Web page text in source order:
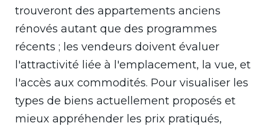
trouveront des appartements anciens
rénovés autant que des programmes
récents ; les vendeurs doivent évaluer
l'attractivité liée à l'emplacement, la vue, et
l'accès aux commodités. Pour visualiser les
types de biens actuellement proposés et
mieux appréhender les prix pratiqués,